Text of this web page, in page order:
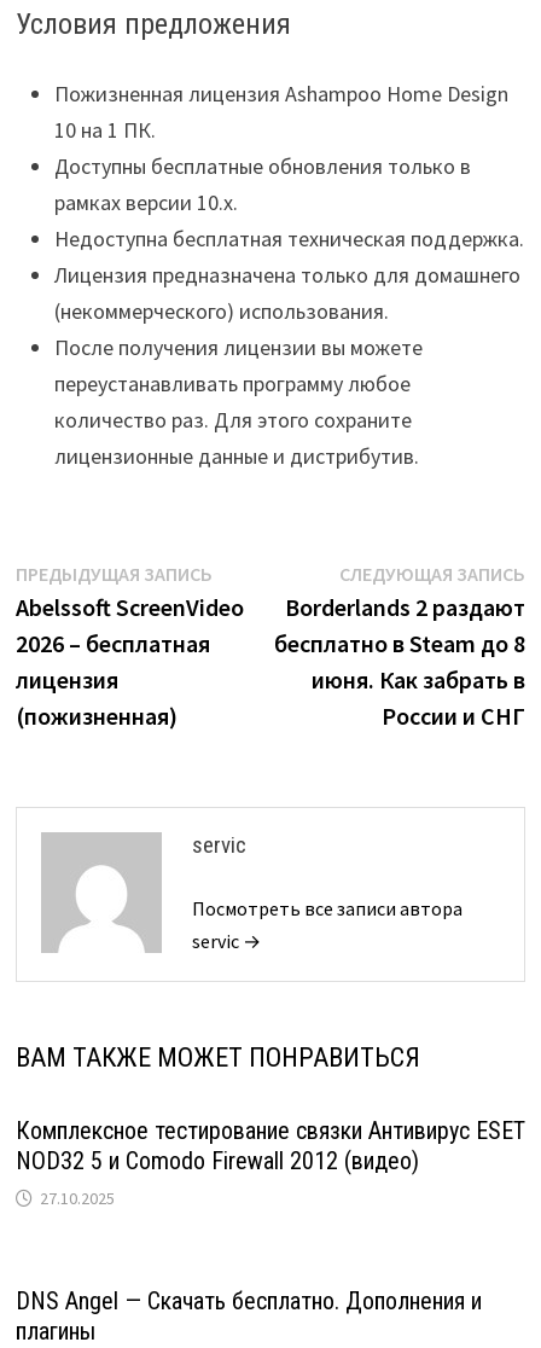
Условия предложения
Пожизненная лицензия Ashampoo Home Design
10 на 1 ПК.
Доступны бесплатные обновления только в
рамках версии 10.x.
Недоступна бесплатная техническая поддержка.
Лицензия предназначена только для домашнего
(некоммерческого) использования.
После получения лицензии вы можете
переустанавливать программу любое
количество раз. Для этого сохраните
лицензионные данные и дистрибутив.
Навигация
по
записям
ПРЕДЫДУЩАЯ ЗАПИСЬПредыдущая
запись:
Abelssoft ScreenVideo
2026 – бесплатная
лицензия
(пожизненная)
СЛЕДУЮЩАЯ ЗАПИСЬ
Borderlands 2 раздают
бесплатно в Steam до 8
июня. Как забрать в
России и СНГ
servic
Посмотреть все записи автора
servic →
ВАМ ТАКЖЕ МОЖЕТ ПОНРАВИТЬСЯ
Комплексное тестирование связки Антивирус ESET
NOD32 5 и Comodo Firewall 2012 (видео)
27.10.2025
DNS Angel — Скачать бесплатно. Дополнения и
плагины